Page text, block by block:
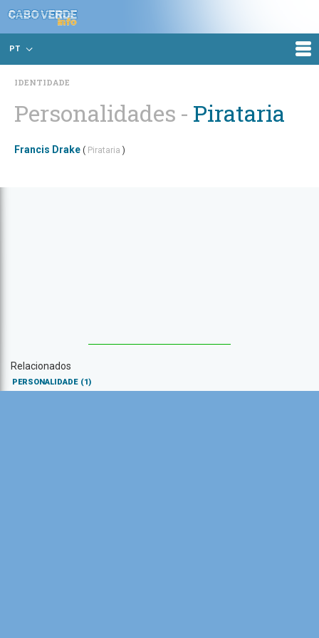
PT
IDENTIDADE
Personalidades Pirataria
Francis Drake ( Pirataria )
Relacionados
PERSONALIDADE (1)